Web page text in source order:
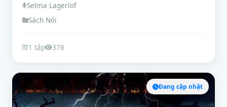
Selma Lagerlof
Sách Nói
1 tập 378
Đang cập nhật